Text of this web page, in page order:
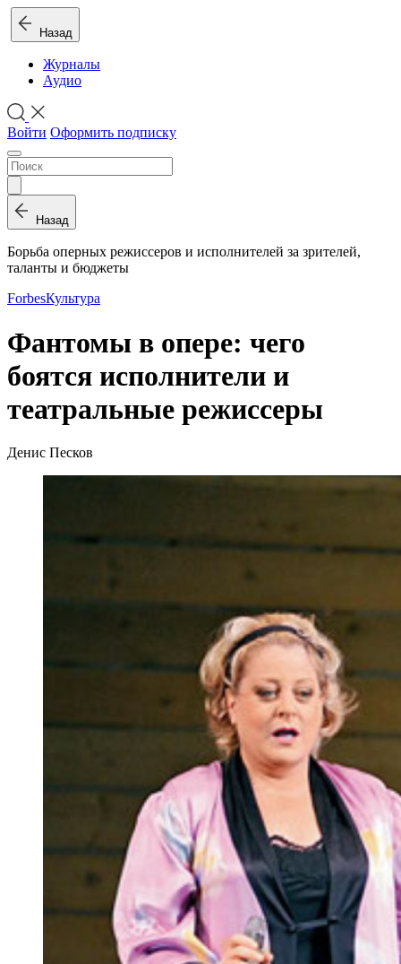
Назад
Журналы
Аудио
Войти Оформить подписку
Назад
Борьба оперных режиссеров и исполнителей за зрителей,
таланты и бюджеты
ForbesКультура
Фантомы в опере: чего
боятся исполнители и
театральные режиссеры
Денис Песков